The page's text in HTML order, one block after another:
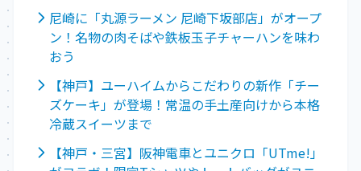
尼崎に「丸源ラーメン 尼崎下坂部店」がオープ
ン！名物の肉そばや鉄板玉子チャーハンを味わ
おう
【神戸】ユーハイムからこだわりの新作「チー
ズケーキ」が登場！常温の手土産向けから本格
冷蔵スイーツまで
【神戸・三宮】阪神電車とユニクロ「UTme!」